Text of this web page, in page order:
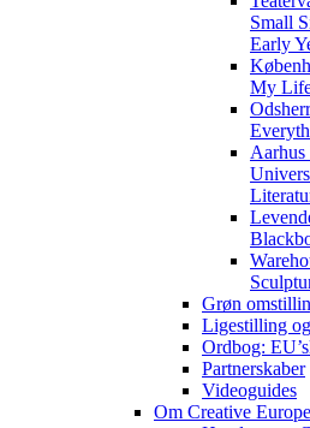
Small
Early
My
Grøn
Ligestilling
Ordbog:
Partnerskaber
Videoguides
Om Creative Europe